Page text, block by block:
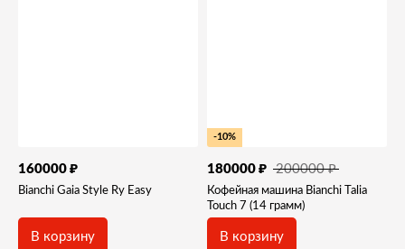
160000 ₽
Bianchi Gaia Style Ry Easy
В корзину
-10%
180000 ₽ 200000₽
Кофейная машина Bianchi Talia
Touch 7 (14 грамм)
В корзину